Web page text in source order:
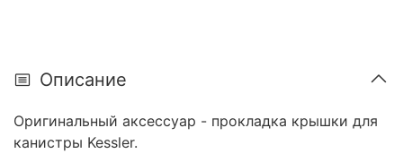
Описание
Оригинальный аксессуар - прокладка крышки для
канистры Kessler.